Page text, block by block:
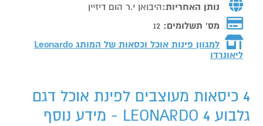
נותן האחריות:היבואן י.ר הום דיזיין
מס' תשלומים: 12
למגוון פינות אוכל וכסאות של המותג Leonardo
ליאונרדו
4 כיסאות מעוצבים לפינת אוכל דגם
גלבוע 4 LEONARDO - מידע נוסף